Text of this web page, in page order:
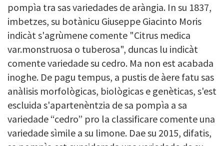
pompìa tra sas variedades de aràngia. In su 1837,
imbetzes, su botànicu Giuseppe Giacinto Moris
indicàt s'agrùmene comente "Citrus medica
var.monstruosa o tuberosa", duncas lu indicàt
comente variedade su cedro. Ma non est acabada
inoghe. De pagu tempus, a pustis de àere fatu sas
anàlisis morfològicas, biològicas e genèticas, s'est
escluida s'apartenèntzia de sa pompìa a sa
variedade “cedro” pro la classificare comente una
variedade sìmile a su limone. Dae su 2015, difatis,